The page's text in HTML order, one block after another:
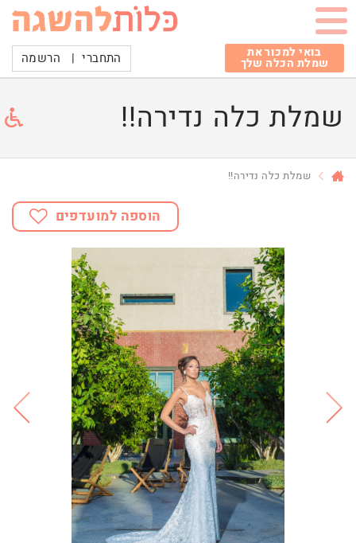
בואי למכור את
שמלת הכלה שלך התחברי | הרשמה
שמלת כלה נדירה!!
שמלת כלה נדירה!!
הוספה למועדפים